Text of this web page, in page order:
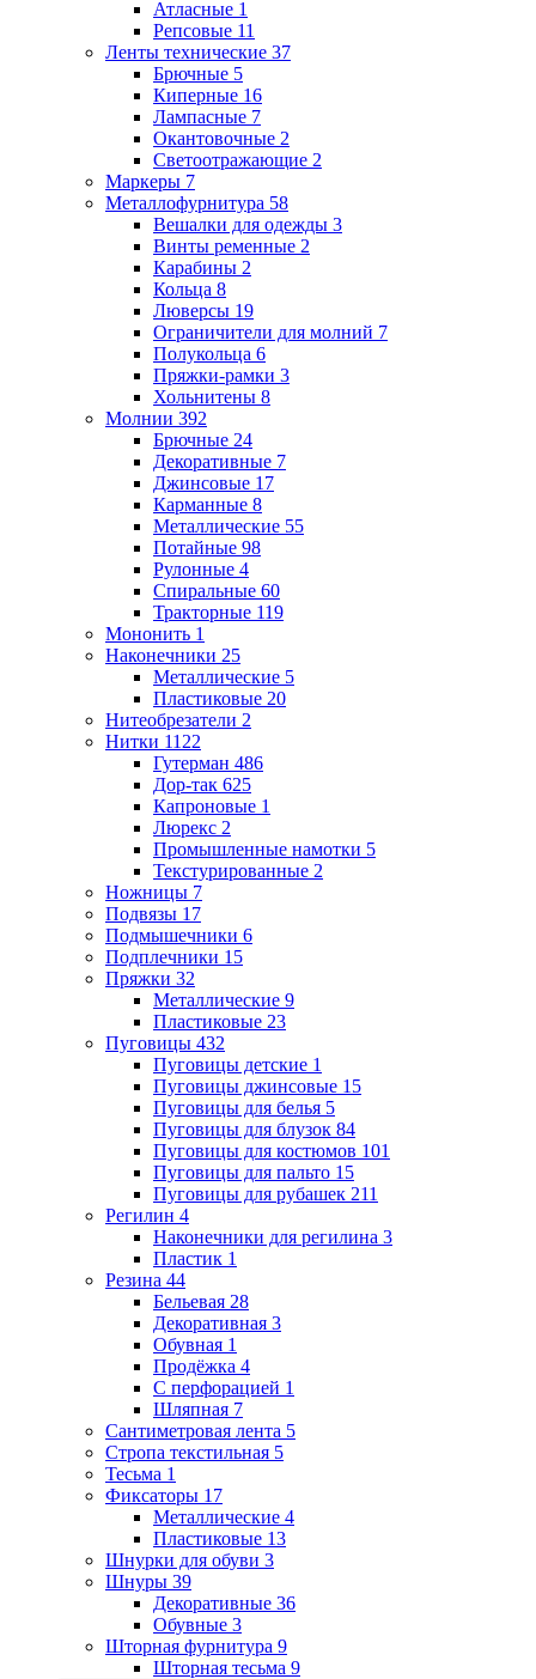
Атласные 1
Репсовые 11
Ленты технические 37
Брючные 5
Киперные 16
Лампасные 7
Окантовочные 2
Светоотражающие 2
Маркеры 7
Металлофурнитура 58
Вешалки для одежды 3
Винты ременные 2
Карабины 2
Кольца 8
Люверсы 19
Ограничители для молний 7
Полукольца 6
Пряжки-рамки 3
Хольнитены 8
Молнии 392
Брючные 24
Декоративные 7
Джинсовые 17
Карманные 8
Металлические 55
Потайные 98
Рулонные 4
Спиральные 60
Тракторные 119
Мононить 1
Наконечники 25
Металлические 5
Пластиковые 20
Нитеобрезатели 2
Нитки 1122
Гутерман 486
Дор-так 625
Капроновые 1
Люрекс 2
Промышленные намотки 5
Текстурированные 2
Ножницы 7
Подвязы 17
Подмышечники 6
Подплечники 15
Пряжки 32
Металлические 9
Пластиковые 23
Пуговицы 432
Пуговицы детские 1
Пуговицы джинсовые 15
Пуговицы для белья 5
Пуговицы для блузок 84
Пуговицы для костюмов 101
Пуговицы для пальто 15
Пуговицы для рубашек 211
Регилин 4
Наконечники для регилина 3
Пластик 1
Резина 44
Бельевая 28
Декоративная 3
Обувная 1
Продёжка 4
С перфорацией 1
Шляпная 7
Сантиметровая лента 5
Стропа текстильная 5
Тесьма 1
Фиксаторы 17
Металлические 4
Пластиковые 13
Шнурки для обуви 3
Шнуры 39
Декоративные 36
Обувные 3
Шторная фурнитура 9
Шторная тесьма 9